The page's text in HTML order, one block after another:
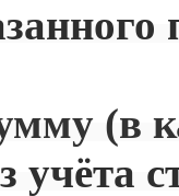
(в
учёта